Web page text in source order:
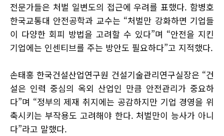
전문가들은 처벌 일변도의 접근에 우려를 표했다. 함병호
한국교통대 안전공학과 교수는 “처벌만 강화하면 기업들
이 다양한 회피 방법을 고려할 수 있다”며 “안전을 지킨
기업에는 인센티브를 주는 방안도 필요하다”고 지적했다.
손태홍 한국건설산업연구원 건설기술관리연구실장은 “건
설은 인력 중심의 옥외 산업인 만큼 안전관리가 중요하
다”며 “정부의 제재 취지에는 공감하지만 기업 경영을 위
축시키는 부작용도 고려해야 한다. 처벌만이 능사가 아니
다”라고 말했다.